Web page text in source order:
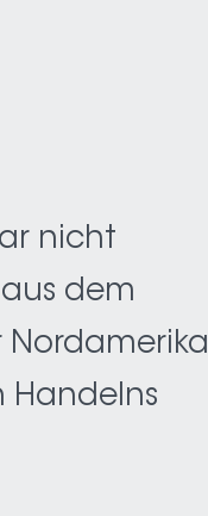
nicht
dem
Nordamerika
Handelns